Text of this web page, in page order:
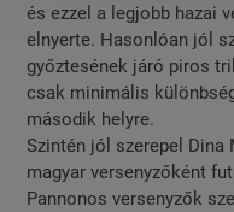
és ezzel a legjobb hazai
elnyerte. Hasonlóan jól
győztesének járó piros
csak minimális
második helyre.
Szintén jól szerepel
magyar versenyzőként
Pannonos versenyzők